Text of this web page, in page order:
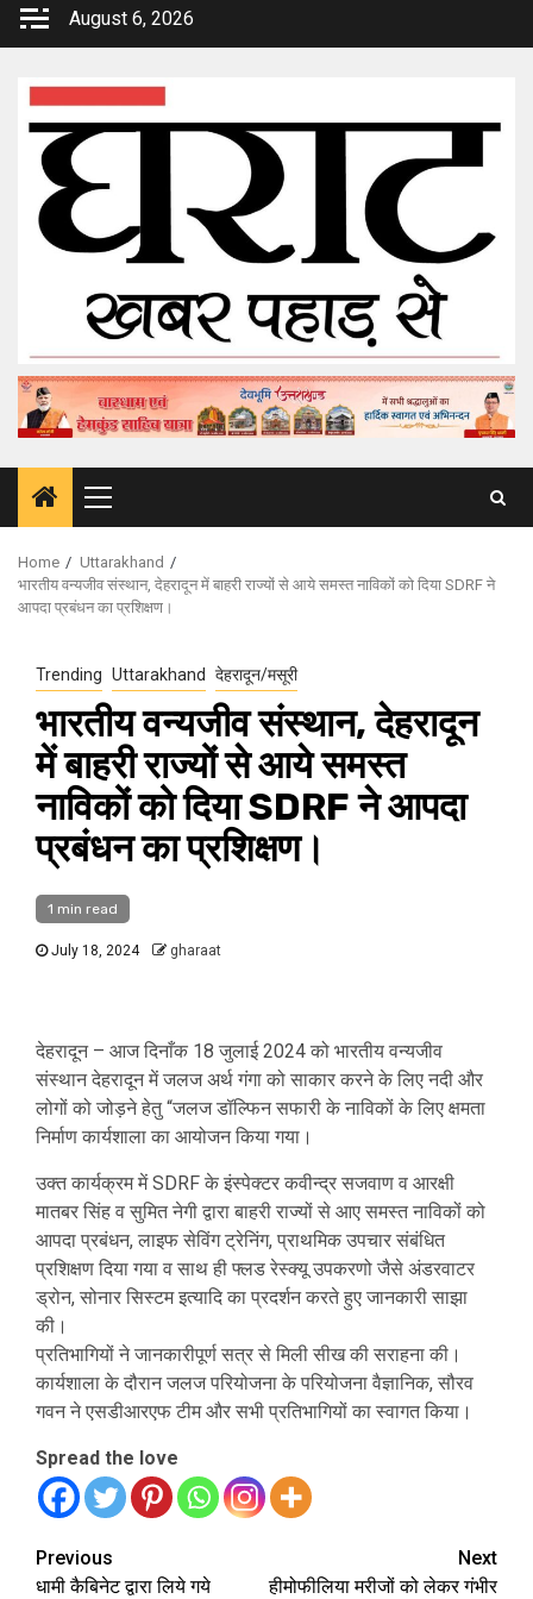
Skip
August 6, 2026
Primary
Menu
Home
Uttarakhand
भारतीय वन्यजीव संस्थान, देहरादून में बाहरी राज्यों से आये समस्त नाविकों को दिया SDRF ने
आपदा प्रबंधन का प्रशिक्षण।
Trending Uttarakhand देहरादून/मसूरी
भारतीय वन्यजीव संस्थान, देहरादून
में बाहरी राज्यों से आये समस्त
नाविकों को दिया SDRF ने आपदा
प्रबंधन का प्रशिक्षण।
1 min read
July 18, 2024 gharaat
देहरादून – आज दिनाँक 18 जुलाई 2024 को भारतीय वन्यजीव
संस्थान देहरादून में जलज अर्थ गंगा को साकार करने के लिए नदी और
लोगों को जोड़ने हेतु “जलज डॉल्फिन सफारी के नाविकों के लिए क्षमता
निर्माण कार्यशाला का आयोजन किया गया।
उक्त कार्यक्रम में SDRF के इंस्पेक्टर कवीन्द्र सजवाण व आरक्षी
मातबर सिंह व सुमित नेगी द्वारा बाहरी राज्यों से आए समस्त नाविकों को
आपदा प्रबंधन, लाइफ सेविंग ट्रेनिंग, प्राथमिक उपचार संबंधित
प्रशिक्षण दिया गया व साथ ही फ्लड रेस्क्यू उपकरणो जैसे अंडरवाटर
ड्रोन, सोनार सिस्टम इत्यादि का प्रदर्शन करते हुए जानकारी साझा
की।
प्रतिभागियों ने जानकारीपूर्ण सत्र से मिली सीख की सराहना की।
कार्यशाला के दौरान जलज परियोजना के परियोजना वैज्ञानिक, सौरव
गवन ने एसडीआरएफ टीम और सभी प्रतिभागियों का स्वागत किया।
Spread the love
Continue
Previous
धामी कैबिनेट द्वारा लिये गये
Next
हीमोफीलिया मरीजों को लेकर गंभीर